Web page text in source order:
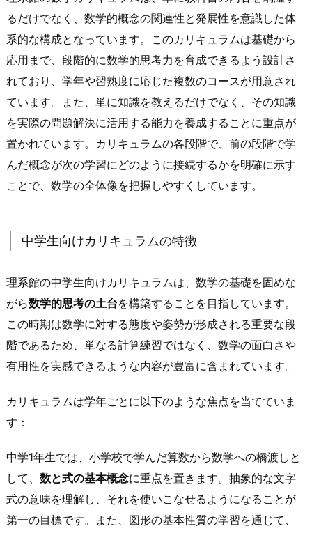
るだけでなく、数学的概念の関連性と発展性を意識した体
系的な構成となっています。このカリキュラムは基礎から
応用まで、段階的に数学的思考力を育成できるよう設計さ
れており、学年や習熟度に応じた複数のコースが用意され
ています。また、単に知識を教えるだけでなく、その知識
を実際の問題解決に活用する能力を養成することに重点が
置かれています。カリキュラムの各段階で、前の段階で学
んだ概念が次の学習にどのように接続するかを明確に示す
ことで、数学の全体像を把握しやすくしています。
中学生向けカリキュラムの特徴
理系館の中学生向けカリキュラムは、数学の基礎を固めな
がら数学的思考の土台を構築することを目指しています。
この時期は数学に対する態度や姿勢が形成される重要な段
階であるため、単なる計算練習ではなく、数学の面白さや
有用性を実感できるような内容が豊富に含まれています。
カリキュラムは学年ごとに以下のような焦点を当てていま
す：
中学1年生では、小学校で学んだ算数から数学への橋渡しと
して、 数と式の基本概念に重点を置きます。抽象的な文字
式の意味を理解し、それを使いこなせるようになることが
第一の目標です。また、図形の基本性質の学習を通じて、